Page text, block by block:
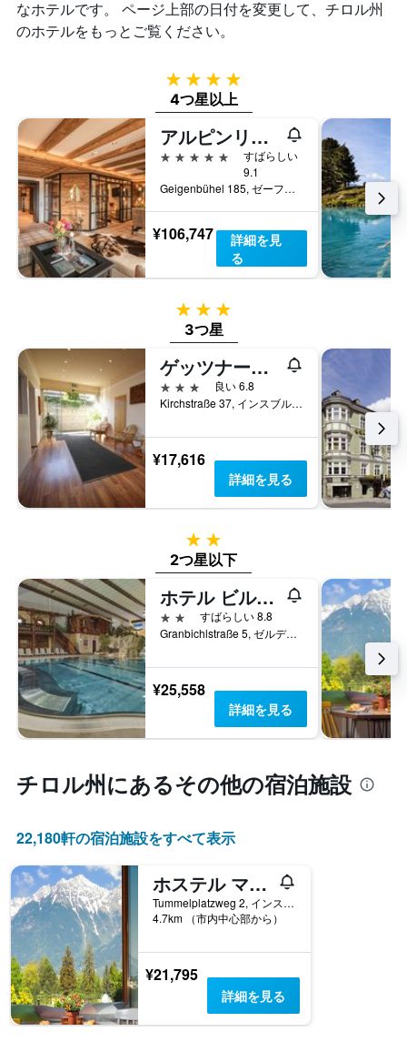
し
て
い
去
3
つ
か
っ
た
今
週
末
の
客
室
金
を
表
し
て
い
ま
す
本
は、
均
料
金
を
表
し
て
い
ま
す
なホテルです。 ページ上部の日付を変更して、チロル州​
のホテルをもっとご覧ください。
4つ星
4つ星以上
アルピンリゾート サッハー
5つ星
すばらしい
9.1
Geigenbühel 185, ゼーフェルト・イン・チロル, チロル州, オーストリア
¥106,747
詳細を見
る
3つ星
3つ星
ゲッツナーホフ - セルフチェックイン
3つ星
良い 6.8
Kirchstraße 37, インスブルック, チロル州, オーストリア
¥17,616
詳細を見る
2つ星
2つ星以下
ホテル ビルケンホフ
2つ星
すばらしい 8.8
Granbichlstraße 5, ゼルデン, チロル州, オーストリア
¥25,558
詳細を見る
チロル州​にあるその他の宿泊施設
22,180​軒の宿泊施設をすべて表示
ホステル マルモタ
Tummelplatzweg 2, インスブルック, チロル州, オーストリア
4.7km （市内中心部から）
¥21,795
詳細を見る